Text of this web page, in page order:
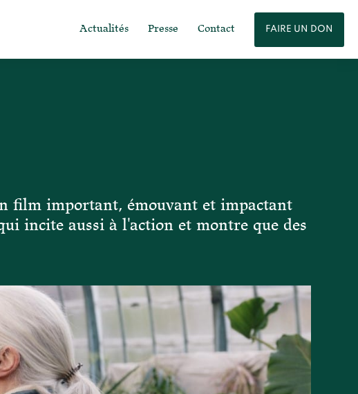
Actualités Presse Contact FAIRE UN DON
film important, émouvant et impactant
incite aussi à l'action et montre que des